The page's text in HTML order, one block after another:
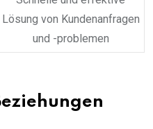
Lösung von Kundenanfragen
und -problemen